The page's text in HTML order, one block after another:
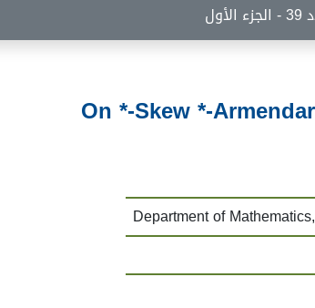
On *-Skew *-
Department of